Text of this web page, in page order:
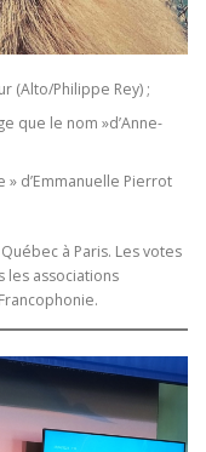
(Alto/Philippe Rey) ;
que le nom »d’Anne-
» d’Emmanuelle Pierrot
à Paris. Les votes
les associations